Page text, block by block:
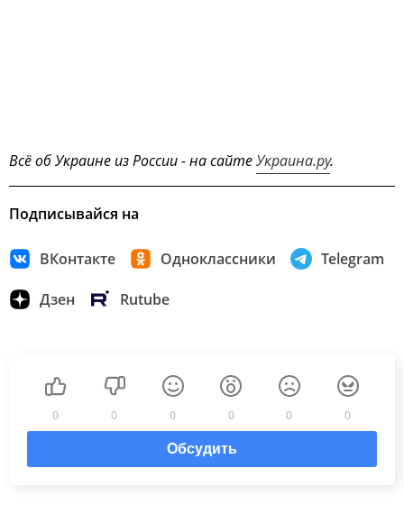
Всё об Украине из России - на сайтеУкраина.ру.
Подписывайся на
ВКонтакте Одноклассники Telegram
Дзен Rutube
0 0 0 0 0 0
Обсудить